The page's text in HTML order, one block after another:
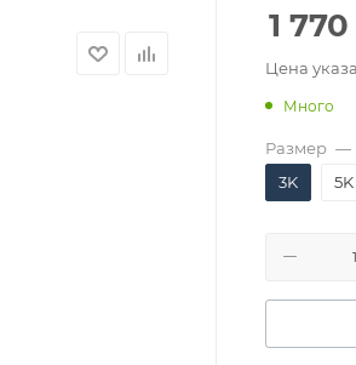
1 770
Цена
Много
Размер —
3K
5K